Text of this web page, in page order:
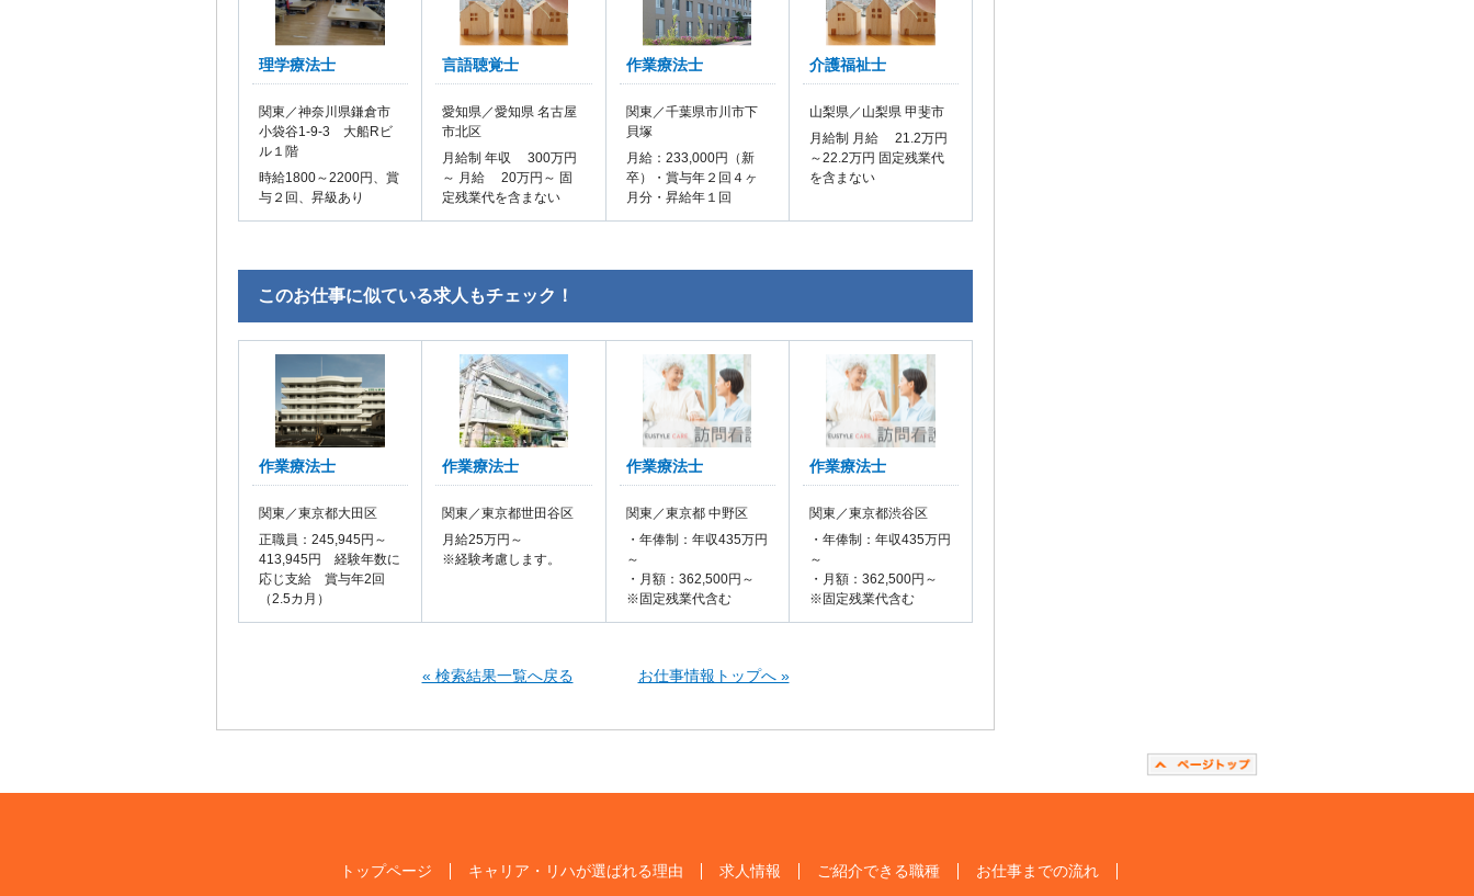
理学療法士
関東／神奈川県鎌倉市
小袋谷1-9-3 大船Rビ
ル１階
時給1800～2200円、賞
与２回、昇級あり
言語聴覚士
愛知県／愛知県 名古屋
市北区
月給制 年収 300万円
～ 月給 20万円～ 固
定残業代を含まない
作業療法士
関東／千葉県市川市下
貝塚
月給：233,000円（新
卒）・賞与年２回４ヶ
月分・昇給年１回
介護福祉士
山梨県／山梨県 甲斐市
月給制 月給 21.2万円
～22.2万円 固定残業代
を含まない
このお仕事に似ている求人もチェック！
作業療法士
関東／東京都大田区
正職員：245,945円～
413,945円 経験年数に
応じ支給 賞与年2回
（2.5カ月）
作業療法士
関東／東京都世田谷区
月給25万円～
※経験考慮します。
作業療法士
関東／東京都 中野区
・年俸制：年収435万円
～
・月額：362,500円～
※固定残業代含む
作業療法士
関東／東京都渋谷区
・年俸制：年収435万円
～
・月額：362,500円～
※固定残業代含む
« 検索結果一覧へ戻る お仕事情報トップへ »
トップページ キャリア・リハが選ばれる理由 求人情報 ご紹介できる職種 お仕事までの流れ